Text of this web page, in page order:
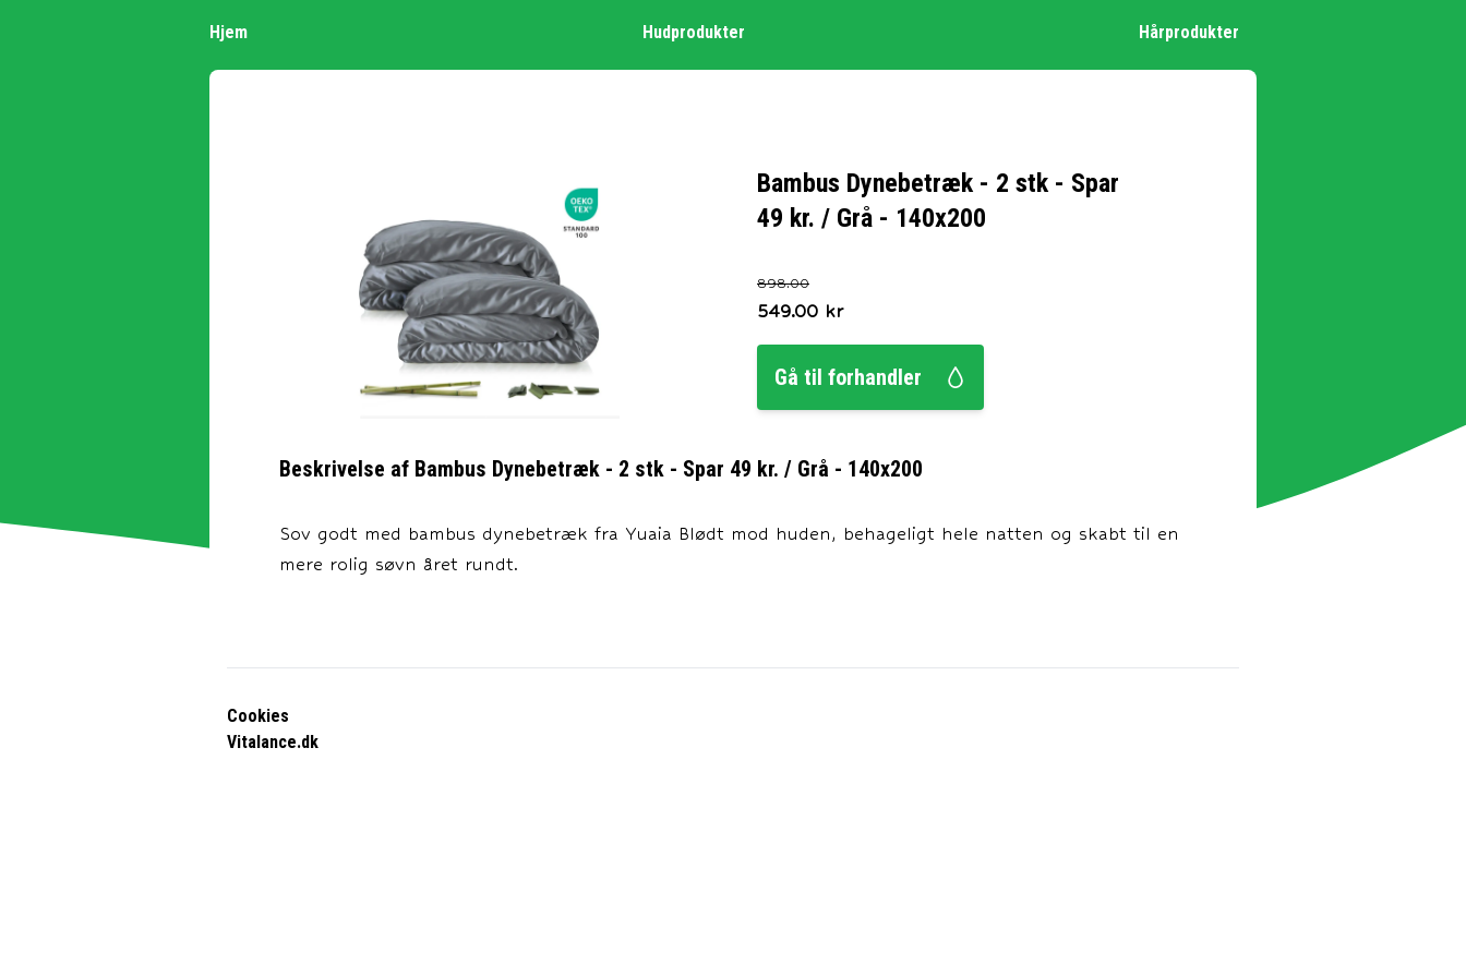
Hjem Hudprodukter Hårprodukter
Bambus Dynebetræk - 2 stk - Spar
49 kr. / Grå - 140x200
898.00
549.00 kr
Gå til forhandler
Beskrivelse af Bambus Dynebetræk - 2 stk - Spar 49 kr. / Grå - 140x200
Sov godt med bambus dynebetræk fra Yuaia Blødt mod huden, behageligt hele natten og skabt til en
mere rolig søvn året rundt.
Cookies
Vitalance.dk